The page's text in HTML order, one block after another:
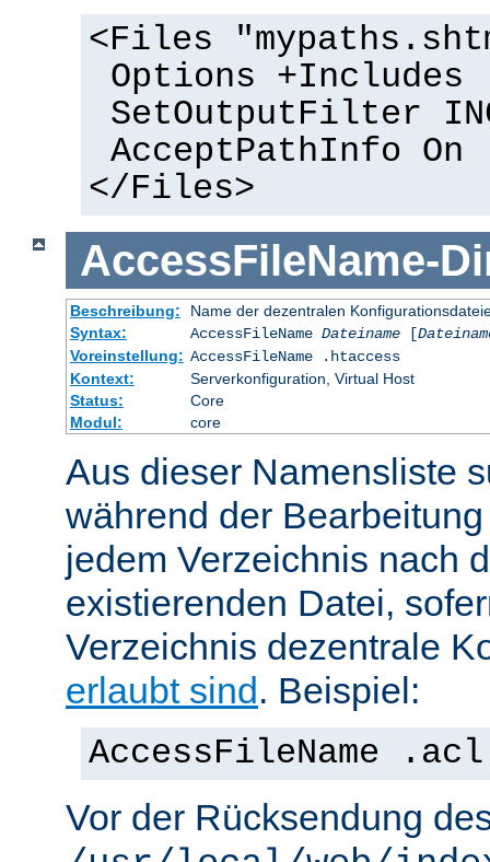
<Files
Options +Includes
SetOutputFilter
AcceptPathInfo On
</Files>
AccessFileName-
Beschreibung:
Name der dezentralen
Syntax:
AccessFileName Dateiname[
Voreinstellung: AccessFileName .htaccess
Kontext:
Serverkonfiguration, Virtual Host
Status:
Core
Modul:
core
Aus dieser Namensliste
während der
jedem Verzeichnis nach
existierenden Datei,
Verzeichnis dezentrale
erlaubt sind . Beispiel:
AccessFileName .acl
Vor der Rücksendung